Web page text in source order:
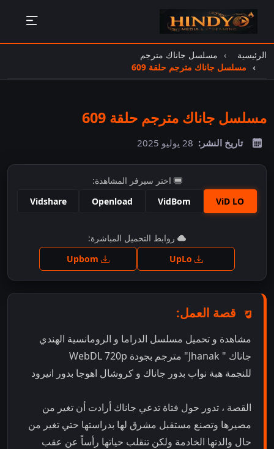
الرئيسية
مسلسل جاناك مترجم
مسلسل جاناك مترجم حلقة 609
مسلسل جاناك مترجم حلقة 609
تاريخ النشر: 28 يوليو 2025
اختر سيرفر المشاهدة:
ViD LO
VidBom
Openload
Vidshare
اضغط للمشاهدة
روابط التحميل المباشرة:
قصة العمل:
مشاهدة و تحميل مسلسل الدراما و الرومانسية الهندي
جاناك " Jhanak" مترجم بجودة WebDL 720p
للنجمة هبة نواب بدور جاناك و كروشال اهوجا بدور انيرود
القصة ، تدور حول فتاة تدعي جاناك أرادت أن تغير من
مصيرها وتصنع مستقبل مشرق لها بدراستها حتي تغير من
حال والدتها الخادمة ولكن تنقلب حياتها رأساً عن عقب